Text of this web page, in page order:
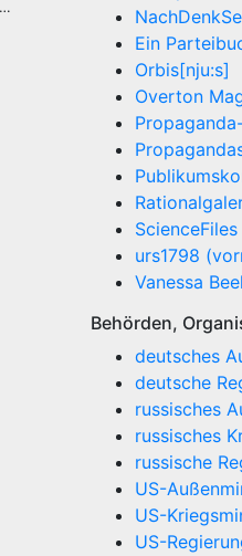
Ein
Orbis[nju:s]
Overton
ScienceFiles
urs1798
Vanessa
Behörden,
deutsches
deutsche
russisches
russisches
russische
US-
US-
US-